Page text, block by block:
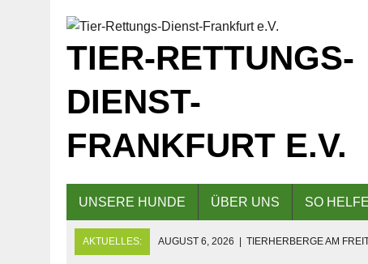
TIER-RETTUNGS-
DIENST-
FRANKFURT E.V.
UNSERE HUNDE ÜBER UNS SO
AKTUELLES: AUGUST 6, 2026 TIERHERBERGE AM